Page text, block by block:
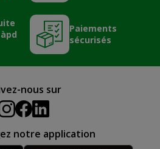
Paiements
sécurisés
nous sur
notre application